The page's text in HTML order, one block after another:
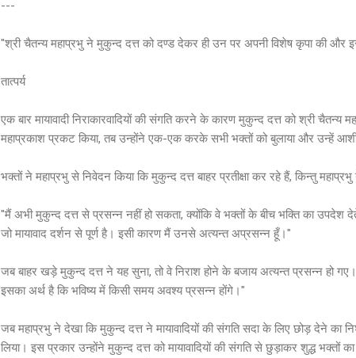
---
"श्री चैतन्य महाप्रभु ने मुकुन्द दत्त को दण्ड देकर ही उन पर अपनी विशेष कृपा की और
तात्पर्य
एक बार मायावादी निराकारवादियों की संगति करने के कारण मुकुन्द दत्त को श्री
महाप्रकाश प्रकट किया, तब उन्होंने एक-एक करके सभी भक्तों को बुलाया और उन्हें
भक्तों ने महाप्रभु से निवेदन किया कि मुकुन्द दत्त बाहर प्रतीक्षा कर रहे हैं, किन्तु महाप्रभु
"मैं अभी मुकुन्द दत्त से प्रसन्न नहीं हो सकता, क्योंकि वे भक्तों के बीच भक्ति का उपदेश
जो मायावाद दर्शन से पूर्ण है। इसी कारण मैं उनसे अत्यन्त अप्रसन्न हूँ।"
जब बाहर खड़े मुकुन्द दत्त ने यह सुना, तो वे निराश होने के बजाय अत्यन्त प्रसन्न हो
इसका अर्थ है कि भविष्य में किसी समय अवश्य प्रसन्न होंगे।"
जब महाप्रभु ने देखा कि मुकुन्द दत्त ने मायावादियों की संगति सदा के लिए छोड़ देने का
लिया। इस प्रकार उन्होंने मुकुन्द दत्त को मायावादियों की संगति से छुड़ाकर शुद्ध भक्तों